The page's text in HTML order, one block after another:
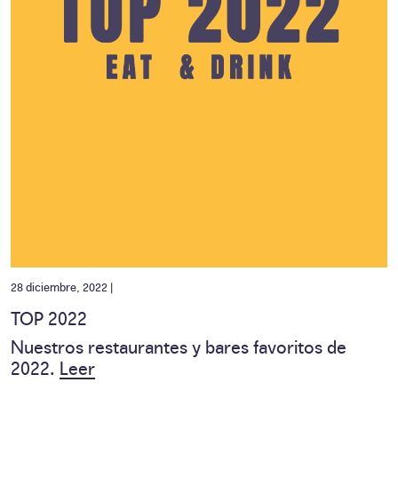
28 diciembre, 2022 |
TOP 2022
Nuestros restaurantes y bares favoritos de
2022. Leer